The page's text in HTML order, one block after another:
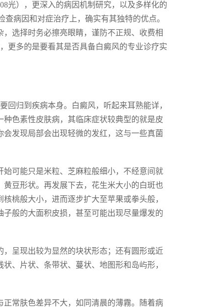
光），更深入的病因机制研究，以及多样化的
病因和对症治疗上，确实有其独特的优点。
选择时务必擦亮眼睛，谨防不正规、收费相
更多的是要看其是否具备白癜风的专业诊疗实
回归到疾病本身。白癜风，听起来耳熟能详，
色素性皮肤病，其临床症状较典型的就是皮
发现局部会出现轻微的发红，这与一些真菌
可能只是米粒、芝麻粒般细小，不经意间就
豆形状。再发展下去，花生米大小的白斑也
桃般大小，进而逐步扩大至苹果或拳头般，
般的大面积皮损，甚至可能出现尽量爆发的
呈现出较为显然的块状形态；还有圆形或近
、片状、条带状、蔓状、地图形和岛屿形，
常肤色差异不大，如同清晨的薄霧。随着病